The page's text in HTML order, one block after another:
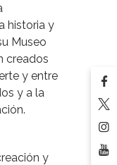
historia y
Museo
creados
y entre
y a la
y